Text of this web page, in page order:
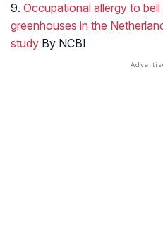
9. Occupational allergy to bell
greenhouses in the
study By NCBI